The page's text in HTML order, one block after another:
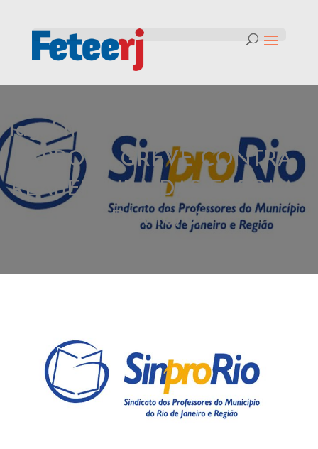
Tag:SINPRO-RIO: CATEGORIA
APROVA GREVE CONTRA
REABERTURA DAS ESCOLAS
DIA 10/07